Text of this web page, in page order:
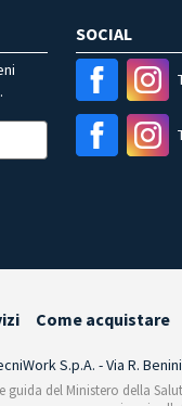
SOCIAL
Come acquistare
S.p.A. - Via R.
guida del Ministero della